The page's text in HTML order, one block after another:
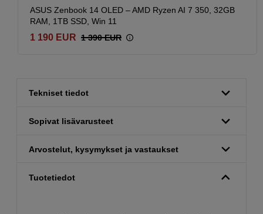
ASUS Zenbook 14 OLED – AMD Ryzen AI 7 350, 32GB
RAM, 1TB SSD, Win 11
1 190 EUR 1 390 EUR
Tekniset tiedot
Sopivat lisävarusteet
Arvostelut, kysymykset ja vastaukset
Tuotetiedot